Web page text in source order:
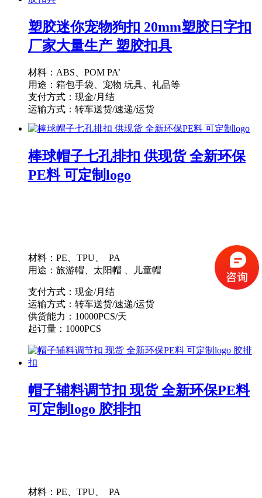
塑胶迷你宠物狗扣 20mm塑胶日字扣
厂家大量生产 塑胶扣具
材料：ABS、POM PA’
用途：箱包手袋、宠物 玩具、礼品等
支付方式：现金/月结
运输方式：转车送货/速递/运货
供货能力：10000PCS/天
起订量：1000PCS
棒球帽子七孔排扣 供现货 全新环保
PE料 可定制logo
材料：PE、TPU、 PA
用途：旅游帽、太阳帽 、儿童帽
支付方式：现金/月结
运输方式：转车送货/速递/运货
供货能力：10000PCS/天
起订量：1000PCS
帽子辅料调节扣 现货 全新环保PE料
可定制logo 胶排扣
材料：PE、TPU、 PA